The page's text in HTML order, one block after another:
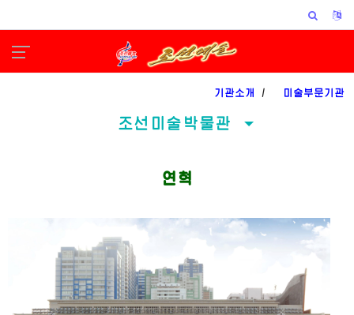
기관소개 / 미술부문기관
조선미술박물관
연혁